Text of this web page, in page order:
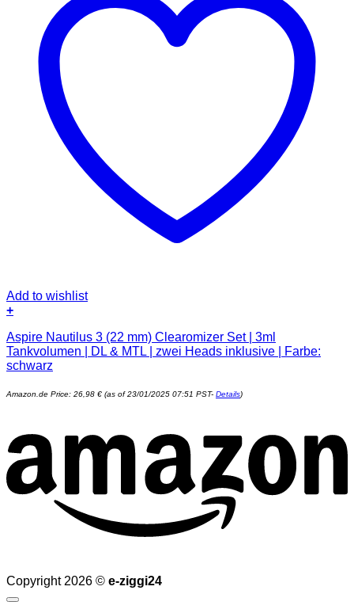
Add to wishlist
+
Aspire Nautilus 3 (22 mm) Clearomizer Set | 3ml
Tankvolumen | DL & MTL | zwei Heads inklusive | Farbe:
schwarz
Amazon.de Price: 26,98 € (as of 23/01/2025 07:51 PST- Details)
Copyright 2026 © e-ziggi24